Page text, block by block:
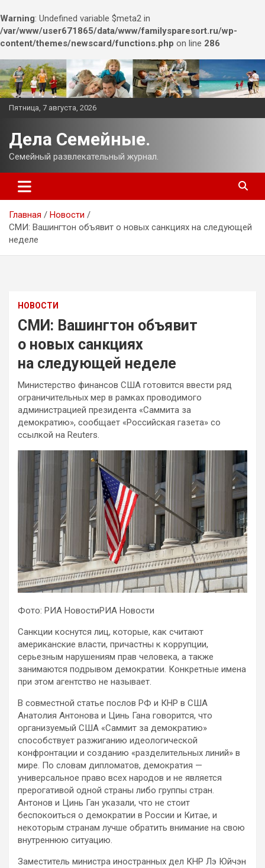
Warning: Undefined variable $meta2 in
/var/www/user671865/data/www/familysparesort.ru/wp-
content/themes/newscard/functions.php on line 286
Перейти
к
содержимому
Пятница, 7 августа, 2026
Дела Семейные.
Семейный развлекательный журнал.
Главная
Новости
СМИ: Вашингтон объявит о новых санкциях на следующей
неделе
НОВОСТИ
СМИ: Вашингтон объявит
о новых санкциях
на следующей неделе
Министерство финансов США готовится ввести ряд
ограничительных мер в рамках проводимого
администрацией президента «Саммита за
демократию», сообщает «Российская газета» со
ссылкой на Reuters.
Фото: РИА НовостиРИА Новости
Санкции коснутся лиц, которые, как считают
американские власти, причастны к коррупции,
серьезным нарушениям прав человека, а также
занимаются подрывом демократии. Конкретные имена
при этом агентство не называет.
В совместной статье послов РФ и КНР в США
Анатолия Антонова и Цинь Гана говорится, что
организуемый США «Саммит за демократию»
способствует разжиганию идеологической
конфронтации и созданию «разделительных линий» в
мире. По словам дипломатов, демократия —
универсальное право всех народов и не является
прерогативой одной страны либо группы стран.
Антонов и Цинь Ган указали, что не стоит
беспокоиться о демократии в России и Китае, и
некоторым странам лучше обратить внимание на свою
внутреннюю ситуацию.
Заместитель министра иностранных дел КНР Лэ Юйчэн